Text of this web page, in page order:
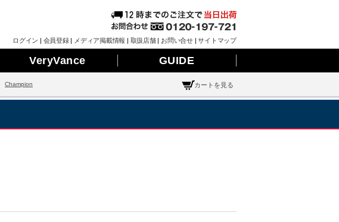
ログイン | 会員登録| メディア掲載情報 | 取扱店舗| お問い合せ|サイトマップ
VeryVance GUIDE
Champion カートを見る